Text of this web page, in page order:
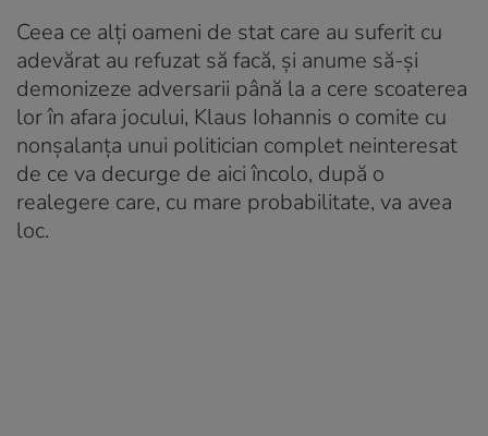
Ceea ce alți oameni de stat care au suferit cu
adevărat au refuzat să facă, și anume să-și
demonizeze adversarii până la a cere scoaterea
lor în afara jocului, Klaus Iohannis o comite cu
nonșalanța unui politician complet neinteresat
de ce va decurge de aici încolo, după o
realegere care, cu mare probabilitate, va avea
loc.